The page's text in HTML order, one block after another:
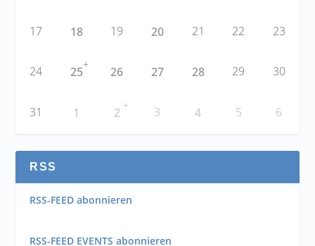
17 18 19 20 21 22 23
24 25
+
26 27 28 29 30
31 1 2
+ 3 4 5 6
RSS
RSS-FEED abonnieren
RSS-FEED EVENTS abonnieren